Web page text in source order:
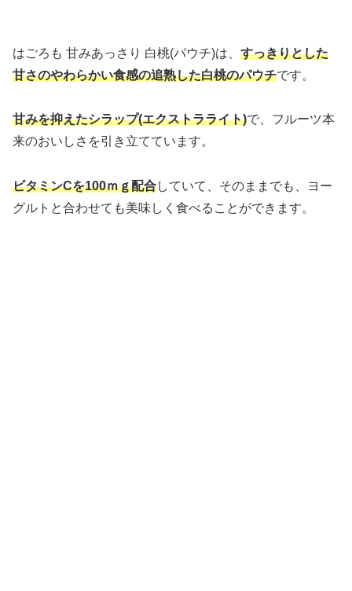
はごろも 甘みあっさり 白桃(パウチ)は、 すっきりとした
甘さのやわらかい食感の追熟した白桃のパウチです。
甘みを抑えたシラップ(エクストラライト)で、フルーツ本
来のおいしさを引き立てています。
ビタミンCを100ｍｇ配合していて、そのままでも、ヨー
グルトと合わせても美味しく食べることができます。